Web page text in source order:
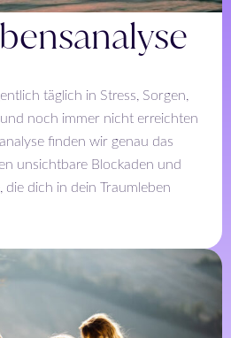
täglich in Stress, Sorgen,
noch immer nicht erreichten
finden wir genau das
unsichtbare Blockaden und
die dich in dein Traumleben